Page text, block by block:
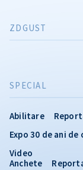
SPECIAL
Abilitare
Expo 30 de ani de
Video
Anchete
ZDGUST